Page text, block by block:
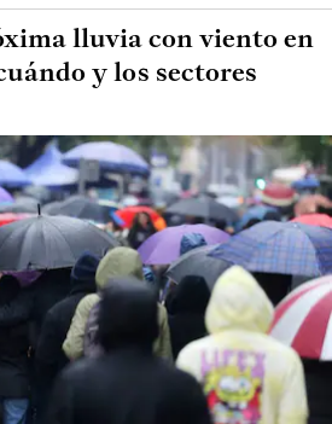
lluvia con viento en
y los sectores